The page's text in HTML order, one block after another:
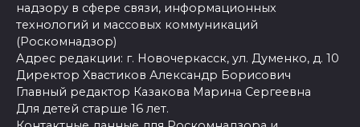
надзору в сфере связи, информационных
технологий и массовых коммуникаций
(Роскомнадзор)
Адрес редакции: г. Новочеркасск, ул. Думенко, д. 10
Директор Хвастиков Александр Борисович
Главный редактор Казакова Марина Сергеевна
Для детей старше 16 лет.